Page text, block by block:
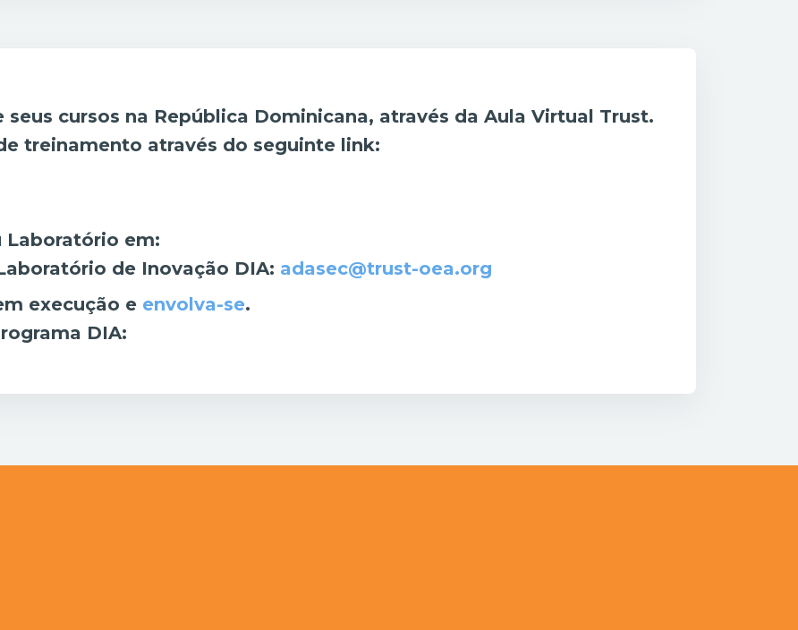
cursos na República Dominicana, através da Aula Virtual Trust.
treinamento através do seguinte link:
Laboratório em:
de Inovação DIA: adasec@trust-oea.org
execução e envolva-se.
DIA: